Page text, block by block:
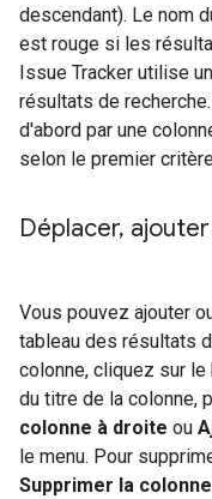
descendant). Le nom
est rouge si les
Issue Tracker utilise
résultats de
d'abord par une
selon le premier
Déplacer,
Vous pouvez ajouter
tableau des résultats
colonne, cliquez sur le
du titre de la colonne,
colonne à droite ou
le menu. Pour
Supprimer la colonne